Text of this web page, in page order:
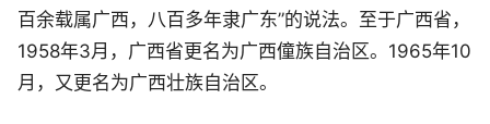
百余载属广西，八百多年隶广东”的说法。至于广西省，
1958年3月，广西省更名为广西僮族自治区。1965年10
月，又更名为广西壮族自治区。